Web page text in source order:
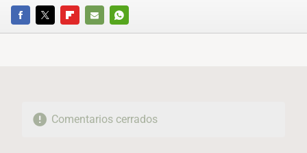
FACEBOOKTWITTERFLIPBOARD
E-
WHATSAPP
Comentarios cerrados